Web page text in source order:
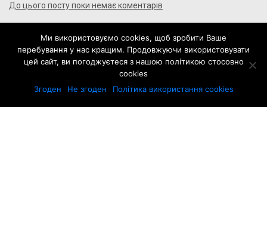
До цього посту поки немає коментарів
Додати свій коментар
Щоб відправити коментар вам необхідно
Ми використовуємо cookies, щоб зробити Ваше
перебування у нас кращим. Продовжуючи використовувати
цей сайт, ви погоджуєтеся з нашою політикою стосовно
cookies
Згоден
Не згоден Політика використання cookies